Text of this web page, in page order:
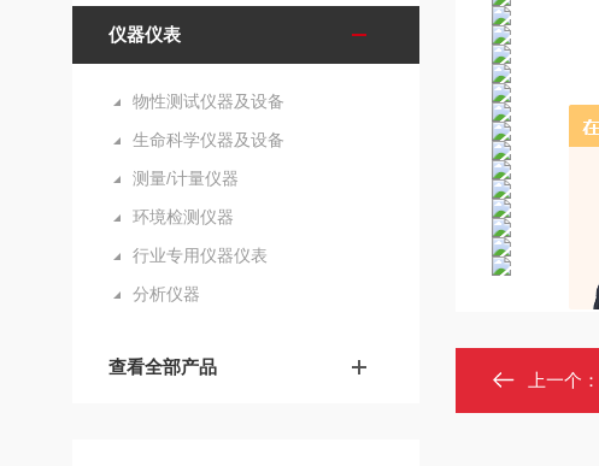
仪器仪表
物性测试仪器及设备
生命科学仪器及设备
测量/计量仪器
环境检测仪器
行业专用仪器仪表
分析仪器
查看全部产品
上一个：